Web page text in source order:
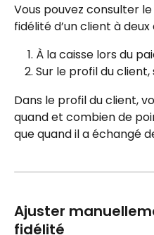
Vous pouvez consulter
fidélité d’un client à
À la caisse lors du
Sur le profil du client,
Dans le profil du client,
quand et combien de
que quand il a échangé
Ajuster
fidélité